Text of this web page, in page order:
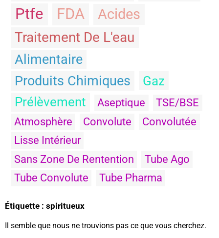
Ptfe
FDA Acides
Traitement De L'eau
Alimentaire
Produits Chimiques
Gaz
Prélèvement
Aseptique
TSE/BSE
Atmosphère
Convolute
Convolutée
Lisse Intérieur
Sans Zone De Rentention
Tube Ago
Tube Convolute
Tube Pharma
Étiquette : spiritueux
Il semble que nous ne trouvions pas ce que vous cherchez.